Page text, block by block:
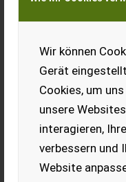
Wir können
Gerät
Cookies, um
unsere
interagieren,
verbessern und
Website
Jetzt
Finanzierungsbetrag*